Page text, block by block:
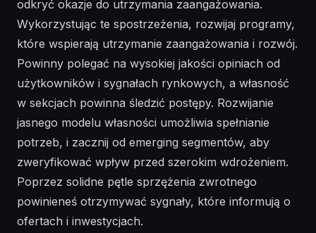
odkryć okazje do utrzymania zaangażowania.
Wykorzystując te spostrzeżenia, rozwijaj programy,
które wspierają utrzymanie zaangażowania i rozwój.
Powinny polegać na wysokiej jakości opiniach od
użytkowników i sygnałach rynkowych, a własność
w sekcjach powinna śledzić postępy. Rozwijanie
jasnego modelu własności umożliwia spełnianie
potrzeb, i zacznij od emerging segmentów, aby
zweryfikować wpływ przed szerokim wdrożeniem.
Poprzez solidne pętle sprzężenia zwrotnego
powinieneś otrzymywać sygnały, które informują o
ofertach i inwestycjach.